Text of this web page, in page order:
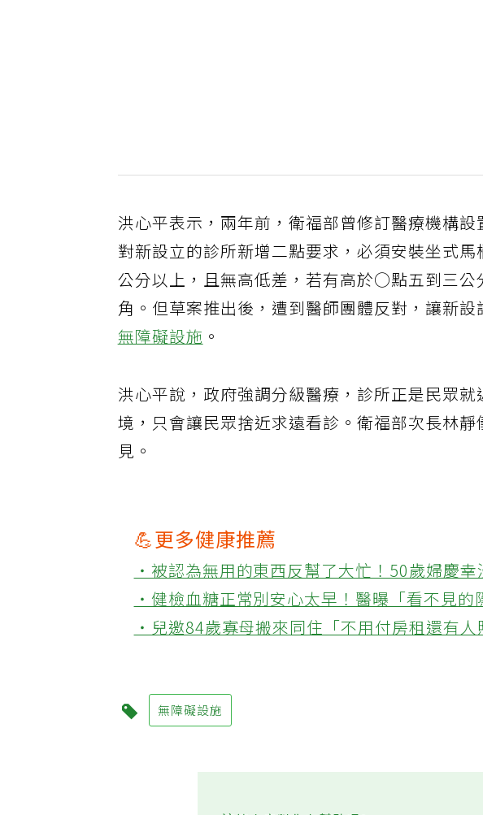
洪心平表示，兩年前，衛福部曾修訂醫療機構
對新設立的診所新增二點要求，必須安裝坐式馬
公分以上，且無高低差，若有高於○點五到三公
角。但草案推出後，遭到醫師團體反對，讓新
無障礙設施 。
洪心平說，政府強調分級醫療，診所正是民眾
境，只會讓民眾捨近求遠看診。衛福部次長林
見。
💪更多健康推薦
‧被認為無用的東西反幫了大忙！50歲婦慶
‧健檢血糖正常別安心太早！醫曝「看不見的
‧兒邀84歲寡母搬來同住「不用付房租還有
無障礙設施